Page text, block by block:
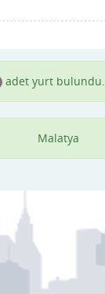
adet yurt bulundu.
Malatya